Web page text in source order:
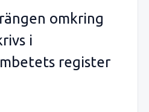
omkring
i
register